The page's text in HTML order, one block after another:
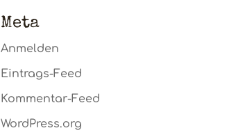
Meta
Anmelden
Eintrags-Feed
Kommentar-Feed
WordPress.org